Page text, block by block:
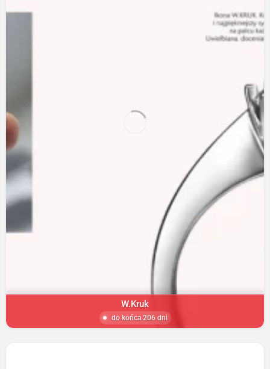
W.Kruk
do końca 206 dni